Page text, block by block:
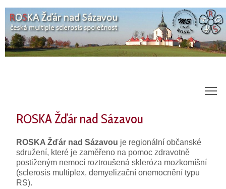
ROSKA Žďár nad Sázavou
ROSKA Žďár nad Sázavou je regionální občanské
sdružení, které je zaměřeno na pomoc zdravotně
postiženým nemocí roztroušená skleróza mozkomíšní
(sclerosis multiplex, demyelizační onemocnění typu
RS).